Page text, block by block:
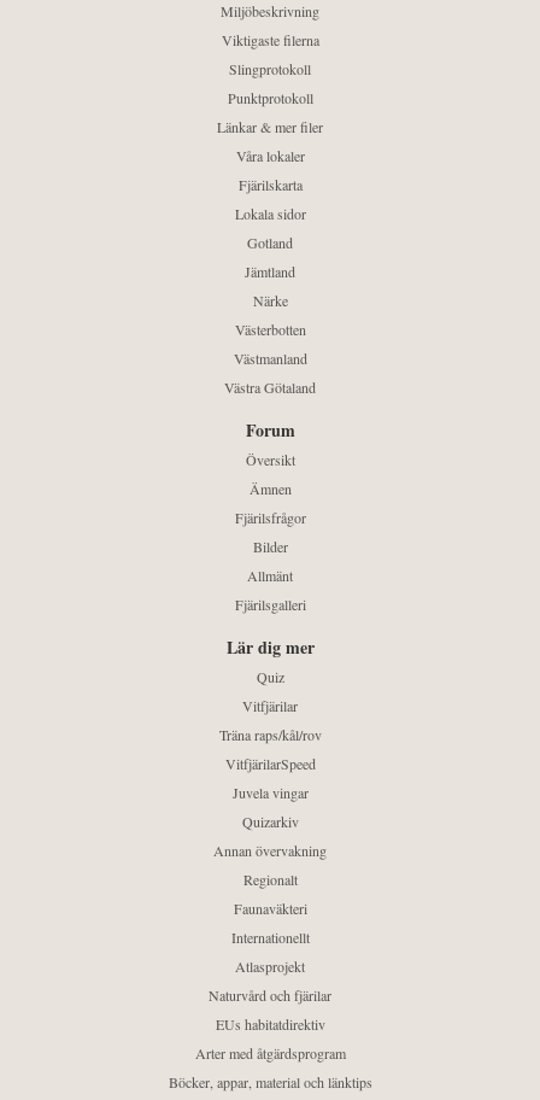
Miljöbeskrivning
Viktigaste filerna
Slingprotokoll
Punktprotokoll
Länkar & mer filer
Våra lokaler
Fjärilskarta
Lokala sidor
Gotland
Jämtland
Närke
Västerbotten
Västmanland
Västra Götaland
Forum
Översikt
Ämnen
Fjärilsfrågor
Bilder
Allmänt
Fjärilsgalleri
Lär dig mer
Quiz
Vitfjärilar
Träna raps/kål/rov
VitfjärilarSpeed
Juvela vingar
Quizarkiv
Annan övervakning
Regionalt
Faunaväkteri
Internationellt
Atlasprojekt
Naturvård och fjärilar
EUs habitatdirektiv
Arter med åtgärdsprogram
Böcker, appar, material och länktips